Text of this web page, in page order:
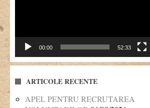
00:00 52:33
ARTICOLE RECENTE
APEL PENTRU RECRUTAREA